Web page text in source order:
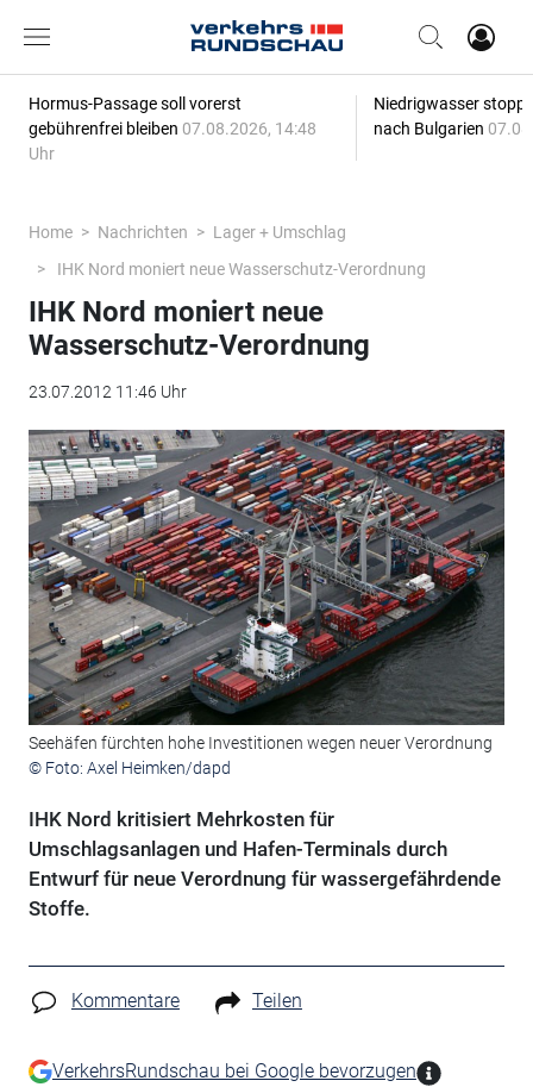
Hormus-Passage soll vorerst
gebührenfrei bleiben 07.08.2026, 14:48
Uhr
Niedrigwasser
nach Bulgarien
Home Nachrichten
Lager + Umschlag
IHK Nord moniert neue Wasserschutz-Verordnung
IHK Nord moniert neue
Wasserschutz-Verordnung
23.07.2012 11:46 Uhr
Seehäfen fürchten hohe Investitionen wegen neuer Verordnung
© Foto: Axel Heimken/dapd
IHK Nord kritisiert Mehrkosten für
Umschlagsanlagen und Hafen-Terminals durch
Entwurf für neue Verordnung für wassergefährdende
Stoffe.
Kommentare Teilen
VerkehrsRundschau bei Google bevorzugen